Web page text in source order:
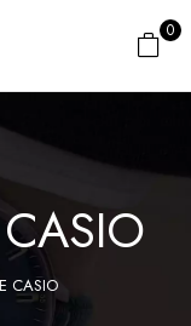
0
CASIO